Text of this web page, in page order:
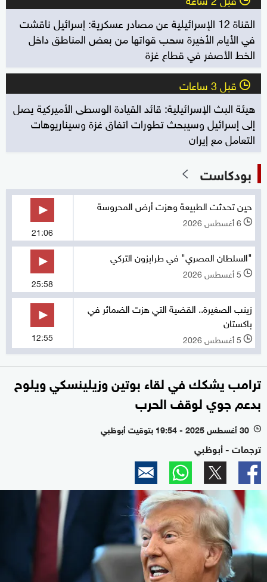
القناة 12 الإسرائيلية عن مصادر عسكرية: إسرائيل ناقشت
في الأيام الأخيرة سحب قواتها من بعض المناطق داخل
الخط الأصفر في قطاع غزة
l قبل 3 ساعات
هيئة البث الإسرائيلية: قائد القيادة الوسطى الأميركية يصل
إلى إسرائيل وسيبحث تطورات اتفاق غزة وسيناريوهات
التعامل مع إيران
بودكاست
حين تحدثت الطبيعة وهزت أرض المحروسة
l 6 أغسطس 2026
21:06
"السلطان المصري" في طرابزون التركي
l 5 أغسطس 2026
25:58
زينب الصغيرة.. القضية التي هزت الضمائر في
باكستان
l 5 أغسطس 2026 12:55
ترامب يشكك في لقاء بوتين وزيلينسكي ويلوح
بدعم جوي لوقف الحرب
l 30 أغسطس 2025 - 19:54 بتوقيت أبوظبي
ترجمات - أبوظبي